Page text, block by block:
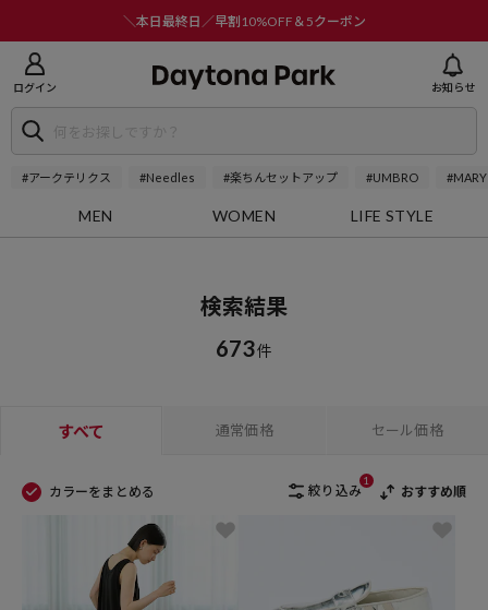
＼本日最終日／早割10%OFF＆5クーポン
ログイン お知らせ
#アークテリクス #Needles #楽ちんセットアップ #UMBRO
MEN WOMEN LIFE STYLE
検索結果
673件
すべて 通常価格 セール価格
カラーをまとめる 絞り込み
1
おすすめ順